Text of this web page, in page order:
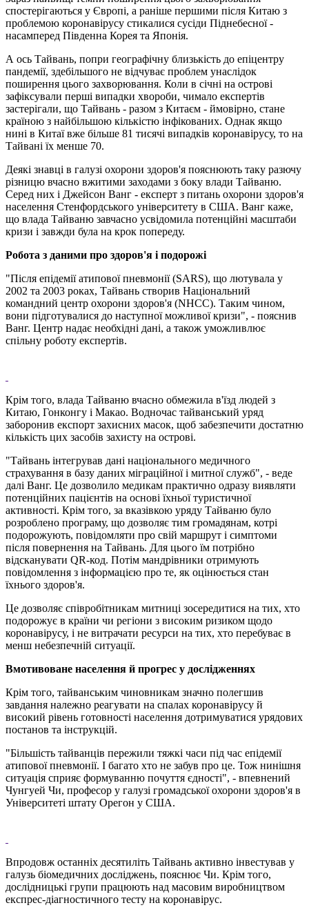
спостерігаються у Європі, а раніше першими після Китаю з
проблемою коронавірусу стикалися сусіди Піднебесної -
насамперед Південна Корея та Японія.
А ось Тайвань, попри географічну близькість до епіцентру
пандемії, здебільшого не відчуває проблем унаслідок
поширення цього захворювання. Коли в січні на острові
зафіксували перші випадки хвороби, чимало експертів
застерігали, що Тайвань - разом з Китаєм - ймовірно, стане
країною з найбільшою кількістю інфікованих. Однак якщо
нині в Китаї вже більше 81 тисячі випадків коронавірусу, то на
Тайвані їх менше 70.
Деякі знавці в галузі охорони здоров'я пояснюють таку разючу
різницю вчасно вжитими заходами з боку влади Тайваню.
Серед них і Джейсон Ванг - експерт з питань охорони здоров'я
населення Стенфордського університету в США. Ванг каже,
що влада Тайваню завчасно усвідомила потенційні масштаби
кризи і завжди була на крок попереду.
Робота з даними про здоров'я і подорожі
"Після епідемії атипової пневмонії (SARS), що лютувала у
2002 та 2003 роках, Тайвань створив Національний
командний центр охорони здоров'я (NHCC). Таким чином,
вони підготувалися до наступної можливої ​​кризи", - пояснив
Ванг. Центр надає необхідні дані, а також уможливлює
спільну роботу експертів.
Крім того, влада Тайваню вчасно обмежила в'їзд людей з
Китаю, Гонконгу і Макао. Водночас тайванський уряд
заборонив експорт захисних масок, щоб забезпечити достатню
кількість цих засобів захисту на острові.
"Тайвань інтегрував дані національного медичного
страхування в базу даних міграційної і митної служб", - веде
далі Ванг. Це дозволило медикам практично одразу виявляти
потенційних пацієнтів на основі їхньої туристичної
активності. Крім того, за вказівкою уряду Тайваню було
розроблено програму, що дозволяє тим громадянам, котрі
подорожують, повідомляти про свій маршрут і симптоми
після повернення на Тайвань. Для цього їм потрібно
відсканувати QR-код. Потім мандрівники отримують
повідомлення з інформацією про те, як оцінюється стан
їхнього здоров'я.
Це дозволяє співробітникам митниці зосередитися на тих, хто
подорожує в країни чи регіони з високим ризиком щодо
коронавірусу, і не витрачати ресурси на тих, хто перебуває в
менш небезпечній ситуації.
Вмотивоване населення й прогрес у дослідженнях
Крім того, тайванським чиновникам значно полегшив
завдання належно реагувати на спалах коронавірусу й
високий рівень готовності населення дотримуватися урядових
постанов та інструкцій.
"Більшість тайванців пережили тяжкі часи під час епідемії
атипової пневмонії. І багато хто не забув про це. Тож нинішня
ситуація сприяє формуванню почуття єдності", - впевнений
Чунгуей Чи, професор у галузі громадської охорони здоров'я в
Університеті штату Орегон у США.
Впродовж останніх десятиліть Тайвань активно інвестував у
галузь біомедичних досліджень, пояснює Чи. Крім того,
дослідницькі групи працюють над масовим виробництвом
експрес-діагностичного тесту на коронавірус.